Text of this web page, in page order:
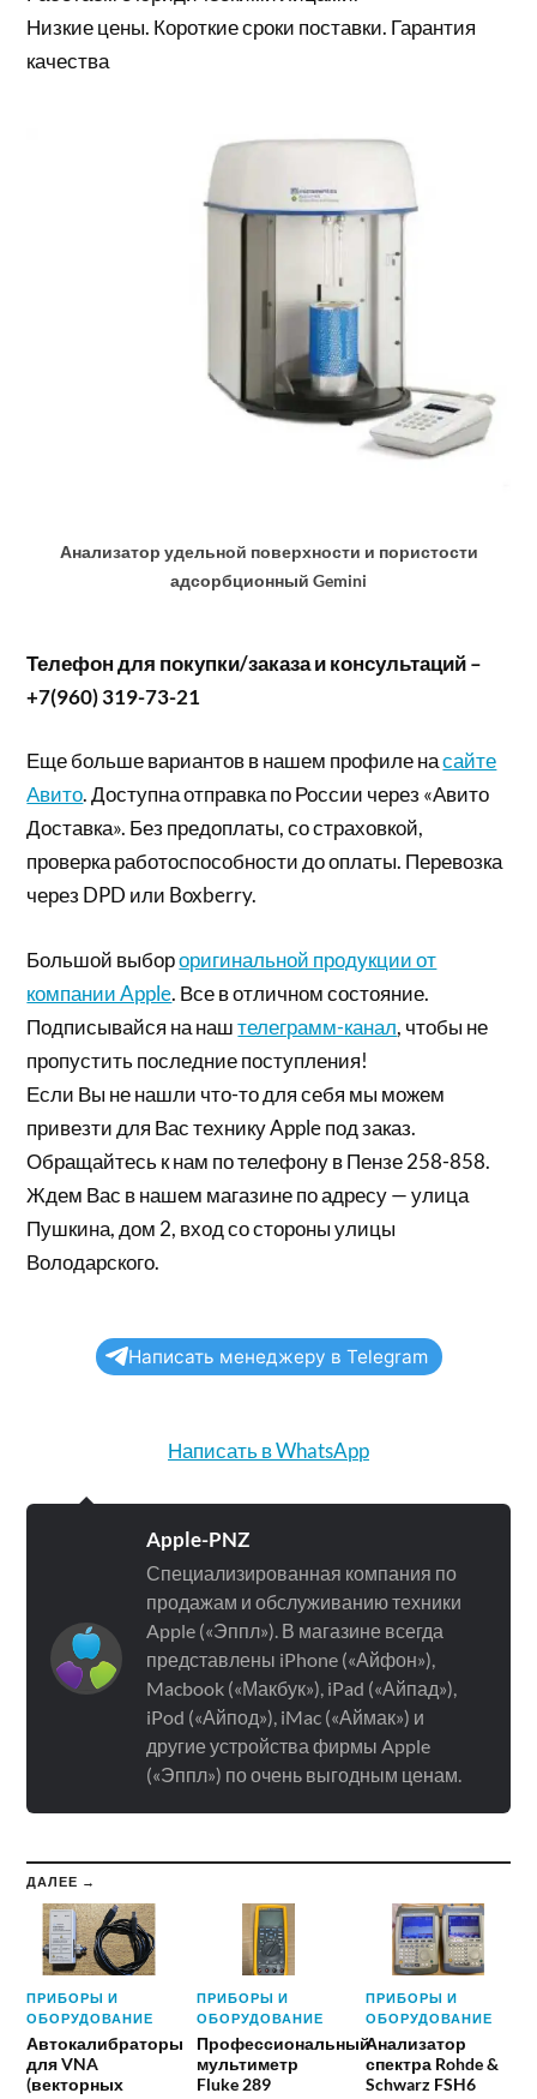
Низкие цены. Короткие сроки поставки. Гарантия
качества
Анализатор удельной поверхности и пористости
адсорбционный Gemini
Телефон для покупки/заказа и консультаций –
+7(960) 319-73-21
Еще больше вариантов в нашем профиле насайте
Авито. Доступна отправка по России через «Авито
Доставка». Без предоплаты, со страховкой,
проверка работоспособности до оплаты. Перевозка
через DPD или Boxberry.
Большой выбороригинальной продукции от
компании Apple. Все в отличном состояние.
Подписывайся на наштелеграмм-канал, чтобы не
пропустить последние поступления!
Если Вы не нашли что-то для себя мы можем
привезти для Вас технику Apple под заказ.
Обращайтесь к нам по телефону в Пензе 258-858.
Ждем Вас в нашем магазине по адресу — улица
Пушкина, дом 2, вход со стороны улицы
Володарского.
Написать менеджеру в Telegram
Написать в WhatsApp
Apple-PNZ
Специализированная компания по
продажам и обслуживанию техники
Apple («Эппл»). В магазине всегда
представлены iPhone («Айфон»),
Macbook («Макбук»), iPad («Айпад»),
iPod («Айпод»), iMac («Аймак») и
другие устройства фирмы Apple
(«Эппл») по очень выгодным ценам.
ДАЛЕЕ →
ПРИБОРЫ И
ОБОРУДОВАНИЕ
Автокалибраторы
для VNA
(векторных
ПРИБОРЫ И
ОБОРУДОВАНИЕ
Профессиональный
мультиметр
Fluke 289
ПРИБОРЫ И
ОБОРУДОВАНИЕ
Анализатор
спектра Rohde &
Schwarz FSH6